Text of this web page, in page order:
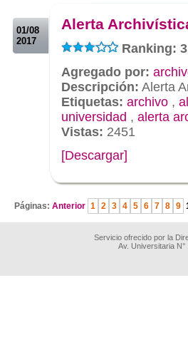
01/08
2017
Alerta
Ranking:
Agregado por:
Descripción: Alerta
Etiquetas: archivo ,
universidad , alerta
Vistas: 2451
[Descargar]
Páginas: Anterior 1 2 3 4 5 6 7 8 9
Servicio ofrecido por la
Av. Universitaria